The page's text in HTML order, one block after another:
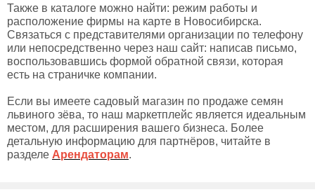
Также в каталоге можно найти: режим работы и
расположение фирмы на карте в Новосибирска.
Связаться с представителями организации по телефону
или непосредственно через наш сайт: написав письмо,
воспользовавшись формой обратной связи, которая
есть на страничке компании.
Если вы имеете садовый магазин по продаже семян
львиного зёва, то наш маркетплейс является идеальным
местом, для расширения вашего бизнеса. Более
детальную информацию для партнёров, читайте в
разделе Арендаторам.